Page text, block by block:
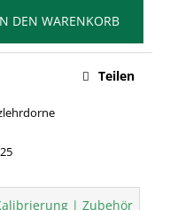
DEN WARENKORB
Teilen
| Zubehör